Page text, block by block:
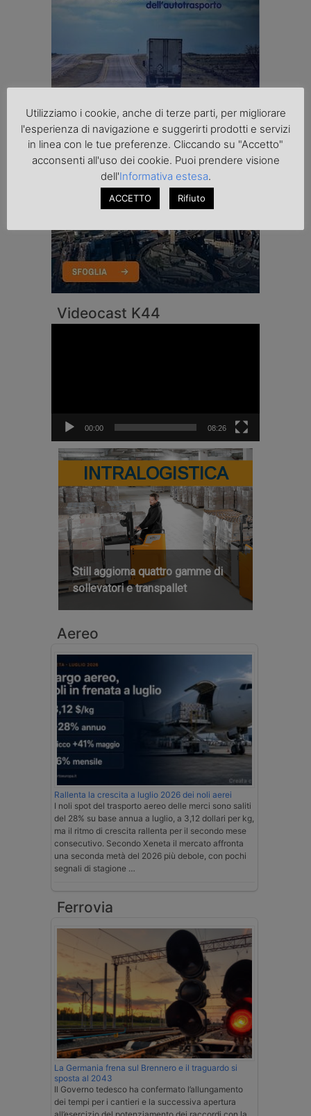
Videocast K44
00:00 08:26
INTRALOGISTICA
Still aggiorna quattro gamme di
sollevatori e transpallet
Aereo
Rallenta la crescita a luglio 2026 dei noli aerei
I noli spot del trasporto aereo delle merci sono saliti
del 28% su base annua a luglio, a 3,12 dollari per kg,
ma il ritmo di crescita rallenta per il secondo mese
consecutivo. Secondo Xeneta il mercato affronta
una seconda metà del 2026 più debole, con pochi
segnali di stagione …
Ferrovia
La Germania frena sul Brennero e il traguardo si
sposta al 2043
Il Governo tedesco ha confermato l’allungamento
dei tempi per i cantieri e la successiva apertura
Utilizziamo i cookie, anche di terze parti, per migliorare
l'esperienza di navigazione e suggerirti prodotti e servizi
in linea con le tue preferenze. Cliccando su "Accetto"
acconsenti all'uso dei cookie. Puoi prendere visione
dell'Informativa estesa.
ACCETTO Rifiuto